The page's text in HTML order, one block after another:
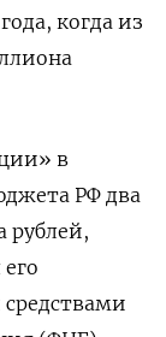
когда из
в
РФ два
рублей,